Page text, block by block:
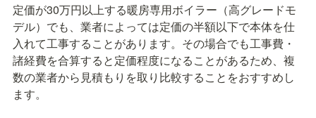
定価が30万円以上する暖房専用ボイラー（高グレードモ
デル）でも、業者によっては定価の半額以下で本体を仕
入れて工事することがあります。その場合でも工事費・
諸経費を合算すると定価程度になることがあるため、複
数の業者から見積もりを取り比較することをおすすめし
ます。